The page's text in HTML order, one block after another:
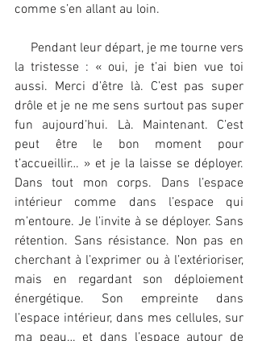
comme s’en allant au loin.
la tristesse : « oui, je t’ai bien vue toi
aussi. Merci d’être là. C’est pas super
drôle et je ne me sens surtout pas super
fun aujourd’hui. Là. Maintenant. C’est
peut être le bon moment pour
t’accueillir… » et je la laisse se déployer.
Dans tout mon corps. Dans l’espace
intérieur comme dans l’espace qui
m’entoure. Je l’invite à se déployer. Sans
rétention. Sans résistance. Non pas en
cherchant à l’exprimer ou à l’extérioriser,
mais en regardant son déploiement
énergétique. Son empreinte dans
l’espace intérieur, dans mes cellules, sur